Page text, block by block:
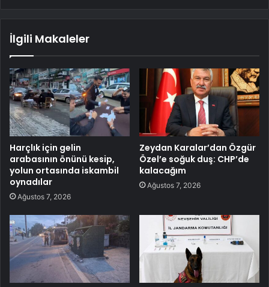
İlgili Makaleler
Harçlık için gelin
arabasının önünü kesip,
yolun ortasında iskambil
oynadılar
Ağustos 7, 2026
Zeydan Karalar’dan Özgür
Özel’e soğuk duş: CHP’de
kalacağım
Ağustos 7, 2026